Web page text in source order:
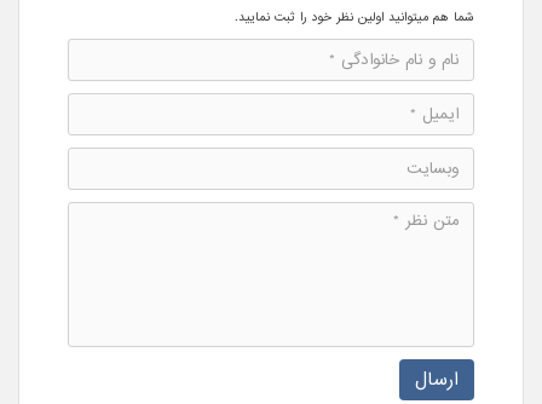
شما هم میتوانید اولین نظر خود را ثبت نمایید.
ارسال